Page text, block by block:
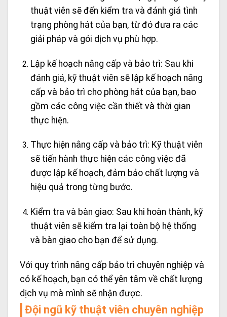
thuật viên sẽ đến kiểm tra và đánh giá tình
trạng phòng hát của bạn, từ đó đưa ra các
giải pháp và gói dịch vụ phù hợp.
Lập kế hoạch nâng cấp và bảo trì: Sau khi
đánh giá, kỹ thuật viên sẽ lập kế hoạch nâng
cấp và bảo trì cho phòng hát của bạn, bao
gồm các công việc cần thiết và thời gian
thực hiện.
Thực hiện nâng cấp và bảo trì: Kỹ thuật viên
sẽ tiến hành thực hiện các công việc đã
được lập kế hoạch, đảm bảo chất lượng và
hiệu quả trong từng bước.
Kiểm tra và bàn giao: Sau khi hoàn thành, kỹ
thuật viên sẽ kiểm tra lại toàn bộ hệ thống
và bàn giao cho bạn để sử dụng.
Với quy trình nâng cấp bảo trì chuyên nghiệp và
có kế hoạch, bạn có thể yên tâm về chất lượng
dịch vụ mà mình sẽ nhận được.
Đội ngũ kỹ thuật viên chuyên nghiệp